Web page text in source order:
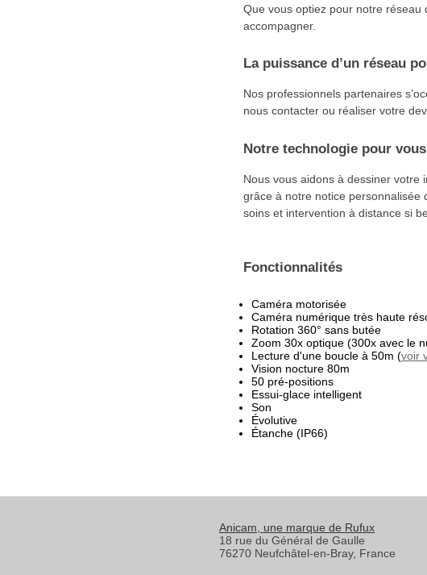
Que vous optiez pour notre
accompagner.
La puissance d’un réseau
Nos professionnels partenaires
nous contacter ou réaliser votre
Notre technologie pour
Nous vous aidons à dessiner votre
grâce à notre notice personnalisée
soins et intervention à distance si
Fonctionnalités
Caméra motorisée
Caméra numérique très haute
Rotation 360° sans butée
Zoom 30x optique (300x avec le
Lecture d'une boucle à 50m (voir
Vision nocture 80m
50 pré-positions
Essui-glace intelligent
Son
Évolutive
Étanche (IP66)
Anicam , une marque de Rufux
18 rue du Général de Gaulle
76270 Neufchâtel-en-Bray, France